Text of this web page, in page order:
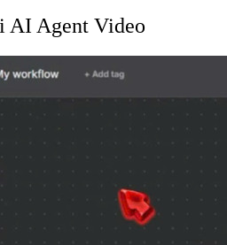
AI Agent Video